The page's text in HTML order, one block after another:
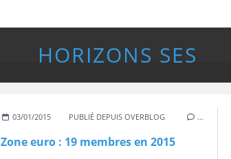
HORIZONS SES
03/01/2015 PUBLIÉ DEPUIS OVERBLOG …
Zone euro : 19 membres en 2015